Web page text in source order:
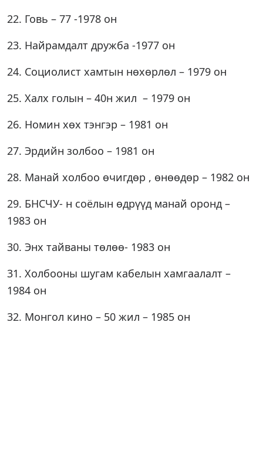
22. Говь – 77 -1978 он
23. Найрамдалт дружба -1977 он
24. Социолист хамтын нөхөрлөл – 1979 он
25. Халх голын – 40н жил – 1979 он
26. Номин хөх тэнгэр – 1981 он
27. Эрдийн золбоо – 1981 он
28. Манай холбоо өчигдөр , өнөөдөр – 1982 он
29. БНСЧУ- н соёлын өдрүүд манай оронд –
1983 он
30. Энх тайваны төлөө- 1983 он
31. Холбооны шугам кабелын хамгаалалт –
1984 он
32. Монгол кино – 50 жил – 1985 он